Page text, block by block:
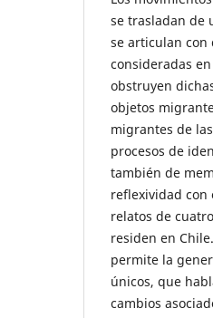
se trasladan de
se articulan con
consideradas
obstruyen
objetos
migrantes de
procesos de
también de
reflexividad con
relatos de
residen en
permite la
únicos, que
cambios